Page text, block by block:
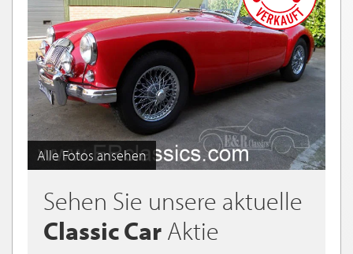
Alle Fotos ansehen
Sehen Sie unsere aktuelle
Classic Car Aktie